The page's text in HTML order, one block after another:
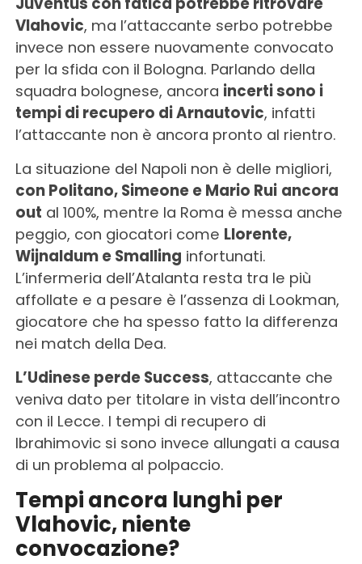
Vlahovic, ma l’attaccante serbo potrebbe
invece non essere nuovamente convocato
per la sfida con il Bologna. Parlando della
squadra bolognese, ancora incerti sono i
tempi di recupero di Arnautovic, infatti
l’attaccante non è ancora pronto al rientro.
La situazione del Napoli non è delle migliori,
con Politano, Simeone e Mario Rui ancora
out al 100%, mentre la Roma è messa anche
peggio, con giocatori come Llorente,
Wijnaldum e Smalling infortunati.
L’infermeria dell’Atalanta resta tra le più
affollate e a pesare è l’assenza di Lookman,
giocatore che ha spesso fatto la differenza
nei match della Dea.
L’Udinese perde Success, attaccante che
veniva dato per titolare in vista dell’incontro
con il Lecce. I tempi di recupero di
Ibrahimovic si sono invece allungati a causa
di un problema al polpaccio.
Tempi ancora lunghi per
Vlahovic, niente
convocazione?